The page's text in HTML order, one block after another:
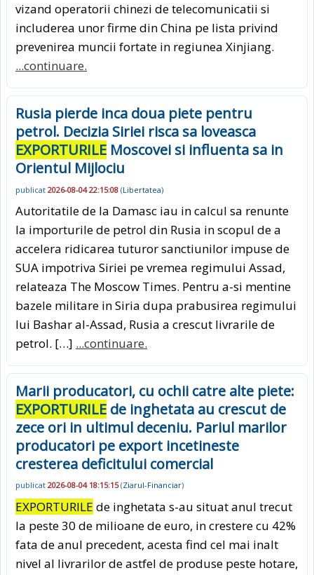
vizand operatorii chinezi de telecomunicatii si
includerea unor firme din China pe lista privind
prevenirea muncii fortate in regiunea Xinjiang.
...continuare.
Rusia pierde inca doua piete pentru
petrol. Decizia Siriei risca sa loveasca
EXPORTURILE Moscovei si influenta sa in
Orientul Mijlociu
publicat 2026-08-04 22:15:08 (Libertatea)
Autoritatile de la Damasc iau in calcul sa renunte
la importurile de petrol din Rusia in scopul de a
accelera ridicarea tuturor sanctiunilor impuse de
SUA impotriva Siriei pe vremea regimului Assad,
relateaza The Moscow Times. Pentru a-si mentine
bazele militare in Siria dupa prabusirea regimului
lui Bashar al-Assad, Rusia a crescut livrarile de
petrol. […] ...continuare.
Marii producatori, cu ochii catre alte piete:
EXPORTURILE de inghetata au crescut de
zece ori in ultimul deceniu. Pariul marilor
producatori pe export incetineste
cresterea deficitului comercial
publicat 2026-08-04 18:15:15(Ziarul-Financiar)
EXPORTURILE de inghetata s-au situat anul trecut
la peste 30 de milioane de euro, in crestere cu 42%
fata de anul precedent, acesta find cel mai inalt
nivel al livrarilor de astfel de produse peste hotare,